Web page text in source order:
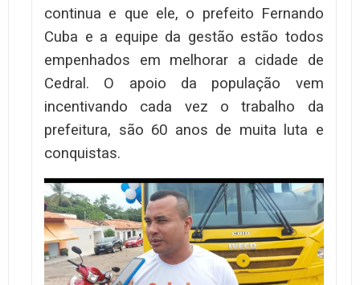
continua e que ele, o prefeito Fernando
Cuba e a equipe da gestão estão todos
empenhados em melhorar a cidade de
Cedral. O apoio da população vem
incentivando cada vez o trabalho da
prefeitura, são 60 anos de muita luta e
conquistas.